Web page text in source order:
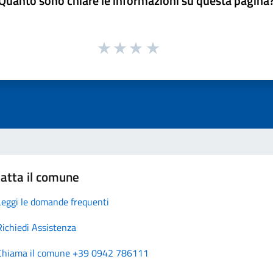
il comune
le domande frequenti
Assistenza
il comune +39 0942 786111